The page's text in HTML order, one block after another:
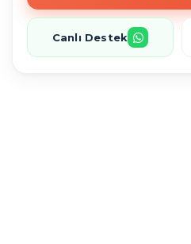
Canlı Destek